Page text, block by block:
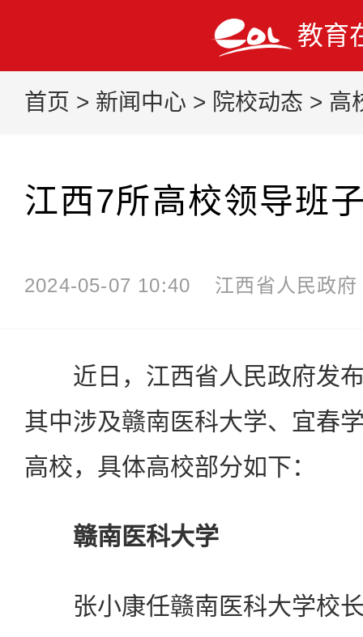
教育
首页 > 新闻中心 > 院校动态 > 高
江西7所高校领导班
2024-05-07 10:40 江西省人民政府
近日，江西省人民政府发布
其中涉及赣南医科大学、宜春
高校，具体高校部分如下：
赣南医科大学
张小康任赣南医科大学校长